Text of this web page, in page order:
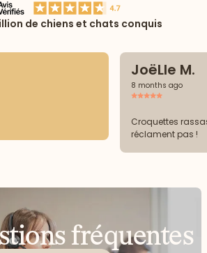
de chiens et chats conquis
JoëLle M.
8 months ago
Croquettes
réclament pas !
fréquentes